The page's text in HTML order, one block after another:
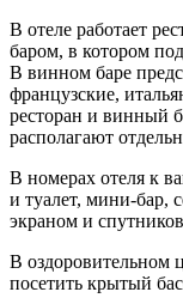
В отеле работает
баром, в котором
В винном баре
французские,
ресторан и винный
располагают
В номерах отеля к
и туалет, мини-бар,
экраном и
В оздоровительном
посетить крытый